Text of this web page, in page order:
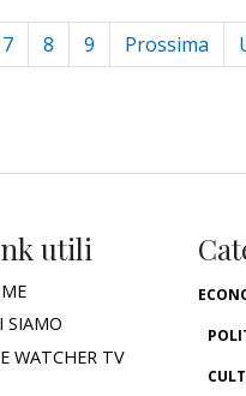
7 8 9 Prossima
utili
SIAMO
WATCHER TV